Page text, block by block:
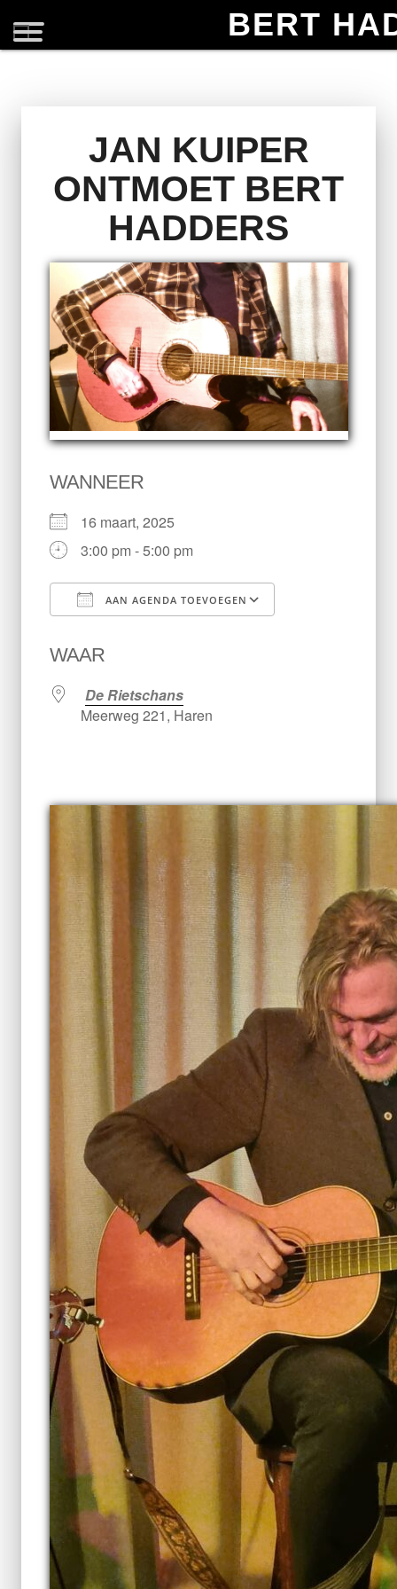
BERT
JAN KUIPER
ONTMOET BERT
HADDERS
WANNEER
16 maart, 2025
3:00 pm - 5:00 pm
AAN AGENDA TOEVOEGEN
WAAR
De Rietschans
Meerweg 221, Haren